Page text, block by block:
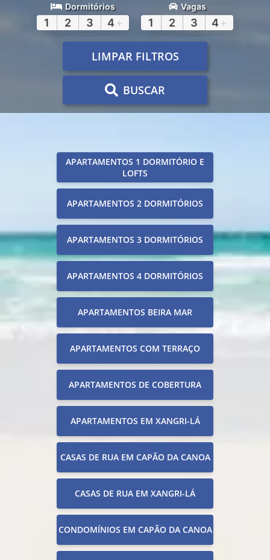
Dormitórios
1 2 3 4 +
Vagas
1 2 3 4 +
LIMPAR FILTROS
BUSCAR
APARTAMENTOS 1 DORMITÓRIO E
LOFTS
APARTAMENTOS 2 DORMITÓRIOS
APARTAMENTOS 3 DORMITÓRIOS
APARTAMENTOS 4 DORMITÓRIOS
APARTAMENTOS BEIRA MAR
APARTAMENTOS COM TERRAÇO
APARTAMENTOS DE COBERTURA
APARTAMENTOS EM XANGRI-LÁ
CASAS DE RUA EM CAPÃO DA CANOA
CASAS DE RUA EM XANGRI-LÁ
CONDOMÍNIOS EM CAPÃO DA CANOA